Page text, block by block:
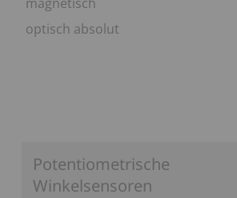
optisch absolut
Potentiometrische
Winkelsensoren
Sitzverstellung
Motorendrehzahl